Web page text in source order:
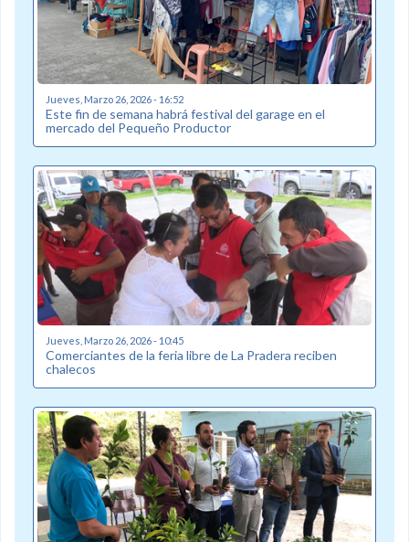
Jueves, Marzo 26, 2026 - 16:52
Este fin de semana habrá festival del garage en el
mercado del Pequeño Productor
Jueves, Marzo 26, 2026 - 10:45
Comerciantes de la feria libre de La Pradera reciben
chalecos